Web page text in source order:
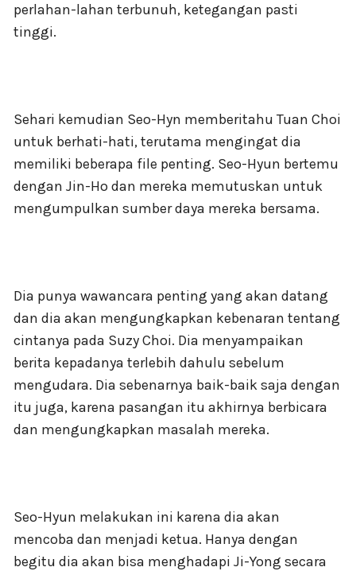
perlahan-lahan terbunuh, ketegangan pasti
tinggi.
Sehari kemudian Seo-Hyn memberitahu Tuan Choi
untuk berhati-hati, terutama mengingat dia
memiliki beberapa file penting. Seo-Hyun bertemu
dengan Jin-Ho dan mereka memutuskan untuk
mengumpulkan sumber daya mereka bersama.
Dia punya wawancara penting yang akan datang
dan dia akan mengungkapkan kebenaran tentang
cintanya pada Suzy Choi. Dia menyampaikan
berita kepadanya terlebih dahulu sebelum
mengudara. Dia sebenarnya baik-baik saja dengan
itu juga, karena pasangan itu akhirnya berbicara
dan mengungkapkan masalah mereka.
Seo-Hyun melakukan ini karena dia akan
mencoba dan menjadi ketua. Hanya dengan
begitu dia akan bisa menghadapi Ji-Yong secara